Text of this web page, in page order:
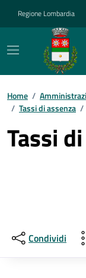
Regione Lombardia
Home /
/ Tassi di assenza /
Tassi
Condividi